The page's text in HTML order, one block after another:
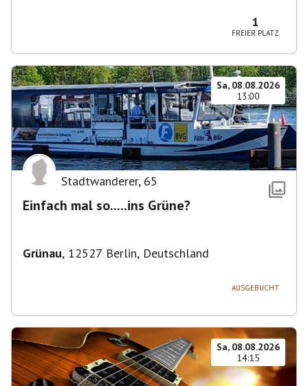
1
FREIER PLATZ
Sa, 08.08.2026
13:00
Stadtwanderer, 65
Einfach mal so.....ins Grüne?
Grünau, 12527 Berlin, Deutschland
AUSGEBUCHT
Sa, 08.08.2026
14:15